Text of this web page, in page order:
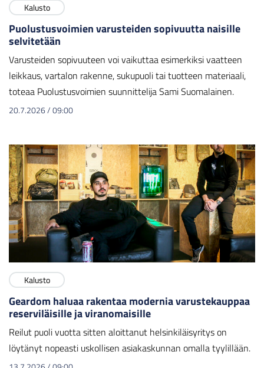
Kalusto
Puolustusvoimien varusteiden sopivuutta naisille
selvitetään
Varusteiden sopivuuteen voi vaikuttaa esimerkiksi vaatteen
leikkaus, vartalon rakenne, sukupuoli tai tuotteen materiaali,
toteaa Puolustusvoimien suunnittelija Sami Suomalainen.
20.7.2026/09:00
Kalusto
Geardom haluaa rakentaa modernia varustekauppaa
reserviläisille ja viranomaisille
Reilut puoli vuotta sitten aloittanut helsinkiläisyritys on
löytänyt nopeasti uskollisen asiakaskunnan omalla tyylillään.